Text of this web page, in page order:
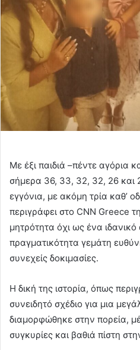
Με έξι παιδιά –πέντε αγόρια
σήμερα 36, 33, 32, 32, 26 και
εγγόνια, με ακόμη τρία καθ’
περιγράφει στο CNN Greece
μητρότητα όχι ως ένα
πραγματικότητα γεμάτη
συνεχείς δοκιμασίες.
Η δική της ιστορία, όπως
συνειδητό σχέδιο για μια
διαμορφώθηκε στην πορεία,
συγκυρίες και βαθιά πίστη